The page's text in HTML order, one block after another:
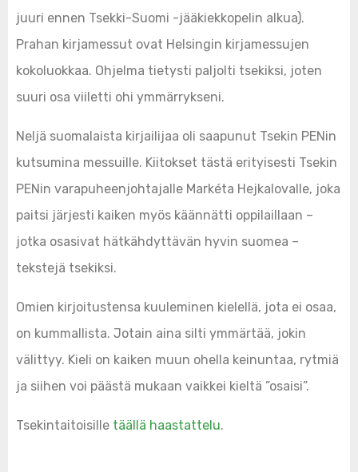
juuri ennen Tsekki-Suomi -jääkiekkopelin alkua).
Prahan kirjamessut ovat Helsingin kirjamessujen
kokoluokkaa. Ohjelma tietysti paljolti tsekiksi, joten
suuri osa viiletti ohi ymmärrykseni.
Neljä suomalaista kirjailijaa oli saapunut Tsekin PENin
kutsumina messuille. Kiitokset tästä erityisesti Tsekin
PENin varapuheenjohtajalle Markéta Hejkalovalle, joka
paitsi järjesti kaiken myös käännätti oppilaillaan –
jotka osasivat hätkähdyttävän hyvin suomea –
tekstejä tsekiksi.
Omien kirjoitustensa kuuleminen kielellä, jota ei osaa,
on kummallista. Jotain aina silti ymmärtää, jokin
välittyy. Kieli on kaiken muun ohella keinuntaa, rytmiä
ja siihen voi päästä mukaan vaikkei kieltä ”osaisi”.
Tsekintaitoisille täällä haastattelu.